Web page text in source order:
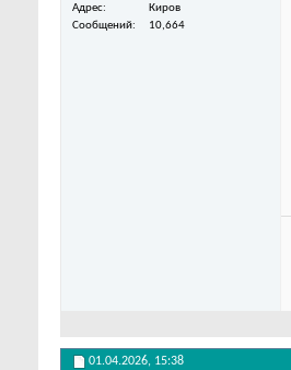
Адрес
Киров
Сообщений
10,664
01.04.2026, 15:38